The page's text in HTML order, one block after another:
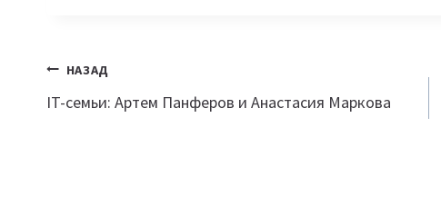
Навигация
по
НАЗАД
IT-семьи: Артем Панферов и Анастасия Маркова